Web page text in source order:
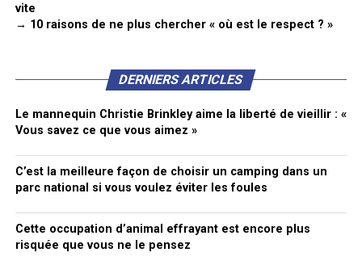
vite
→ 10 raisons de ne plus chercher « où est le respect ? »
DERNIERS ARTICLES
Le mannequin Christie Brinkley aime la liberté de vieillir : «
Vous savez ce que vous aimez »
C’est la meilleure façon de choisir un camping dans un
parc national si vous voulez éviter les foules
Cette occupation d’animal effrayant est encore plus
risquée que vous ne le pensez